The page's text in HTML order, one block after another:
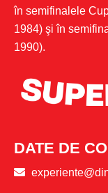
în semifinalele
1984) şi în
1990).
DATE DE